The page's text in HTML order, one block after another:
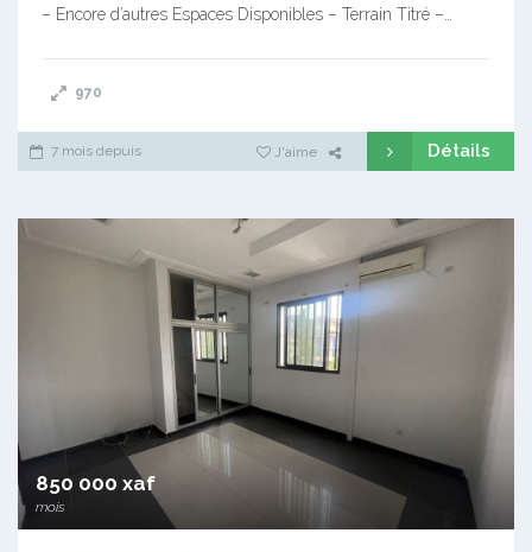
– Encore d’autres Espaces Disponibles – Terrain Titré –…
970
7 mois depuis J'aime Détails
850 000 xaf
mois